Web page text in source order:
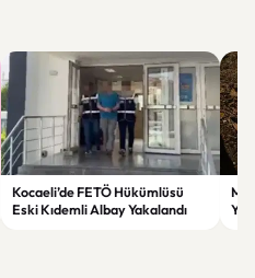
Kocaeli’de FETÖ Hükümlüsü
Eski Kıdemli Albay Yakalandı